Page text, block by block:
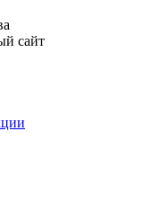
сайт